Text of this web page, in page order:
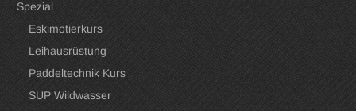
Spezial
Eskimotierkurs
Leihausrüstung
Paddeltechnik Kurs
SUP Wildwasser